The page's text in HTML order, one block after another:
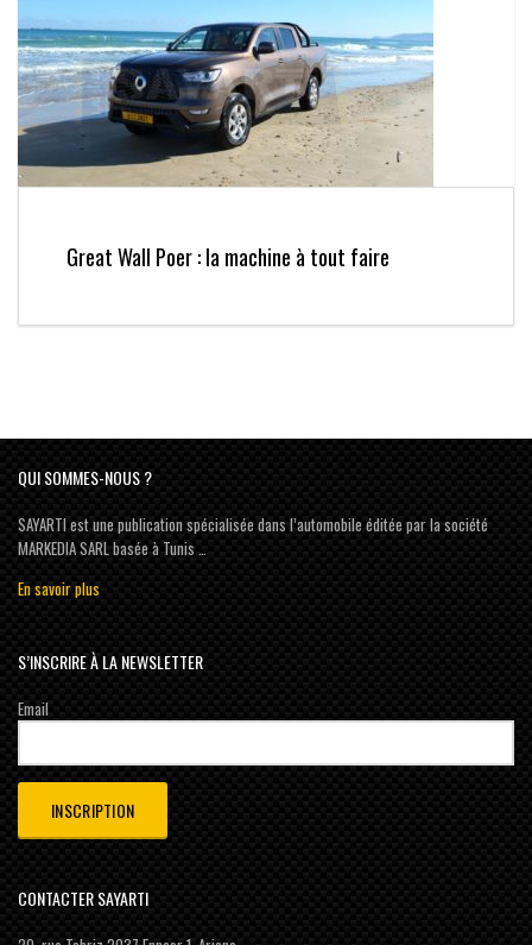
Great Wall Poer : la machine à tout faire
QUI SOMMES-NOUS ?
SAYARTI est une publication spécialisée dans l’automobile éditée par la société
MARKEDIA SARL basée à Tunis …
En savoir plus
S’INSCRIRE À LA NEWSLETTER
Email
CONTACTER SAYARTI